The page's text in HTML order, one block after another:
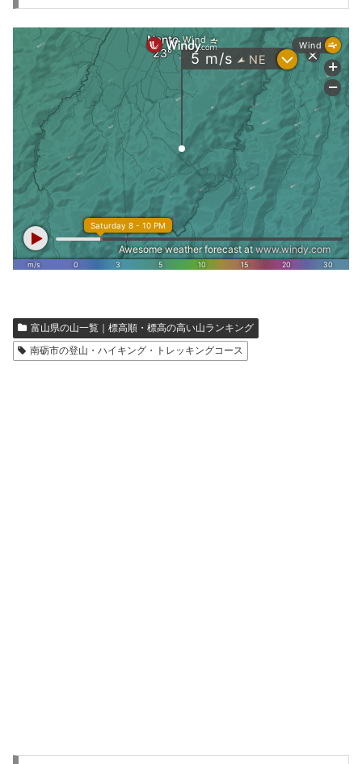
富山県の山一覧｜標高順・標高の高い山ランキング
南砺市の登山・ハイキング・トレッキングコース